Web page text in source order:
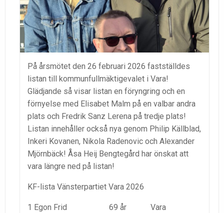
På årsmötet den 26 februari 2026 fastställdes
listan till kommunfullmäktigevalet i Vara!
Glädjande så visar listan en föryngring och en
förnyelse med Elisabet Malm på en valbar andra
plats och Fredrik Sanz Lerena på tredje plats!
Listan innehåller också nya genom Philip Källblad,
Inkeri Kovanen, Nikola Radenovic och Alexander
Mjörnbäck! Åsa Heij Bengtegård har önskat att
vara längre ned på listan!
KF-lista Vänsterpartiet Vara 2026
1 Egon Frid 69 år Vara